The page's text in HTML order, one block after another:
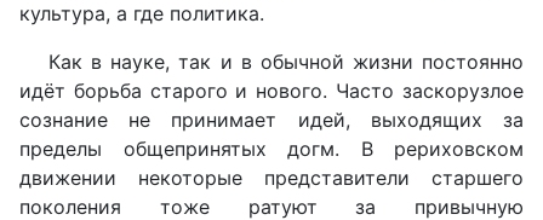
культура, а где политика.
Как в науке, так и в обычной жизни постоянно
идёт борьба старого и нового. Часто заскорузлое
сознание не принимает идей, выходящих за
пределы общепринятых догм. В рериховском
движении некоторые представители старшего
поколения тоже ратуют за привычную